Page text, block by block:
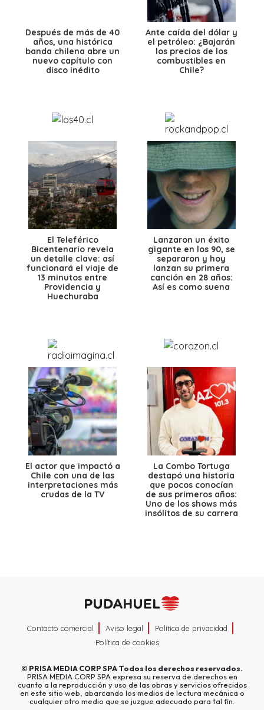
Después de más de 40
años, una histórica
banda chilena abre un
nuevo capítulo con
disco inédito
Ante caída del dólar y
el petróleo: ¿Bajarán
los precios de los
combustibles en
Chile?
El Teleférico
Bicentenario revela
un detalle clave: así
funcionará el viaje de
13 minutos entre
Providencia y
Huechuraba
Lanzaron un éxito
gigante en los 90, se
separaron y hoy
lanzan su primera
canción en 28 años:
Así es como suena
El actor que impactó a
Chile con una de las
interpretaciones más
crudas de la TV
La Combo Tortuga
destapó una historia
que pocos conocían
de sus primeros años:
Uno de los shows más
insólitos de su carrera
Contacto comercial Aviso legal
Política de privacidad
Política de cookies
© PRISA MEDIA CORP SPATodos los derechos reservados.
PRISA MEDIA CORP SPA expresa su reserva de derechos en
cuanto a la reproducción y uso de las obras y servicios ofrecidos
en este sitio web, abarcando los medios de lectura mecánica o
cualquier otro medio que se juzgue adecuado para tal fin.